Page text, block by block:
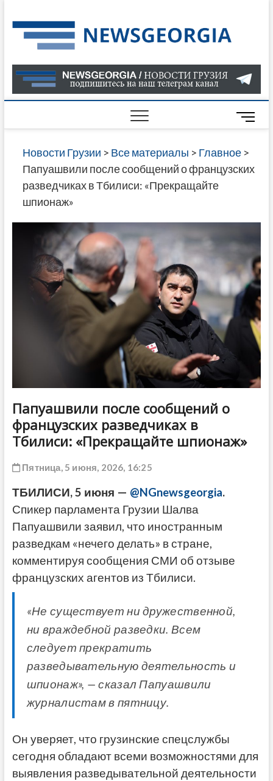
to
content
О
В
ГРУЗИИ
САЙТЕ
M
e
n
u
o
n
Новости Грузии > Все материалы > Главное>
Папуашвили после сообщений о французских
разведчиках в Тбилиси: «Прекращайте
шпионаж»
Папуашвили после сообщений о
французских разведчиках в
Тбилиси: «Прекращайте шпионаж»
Пятница, 5 июня, 2026, 16:25
ТБИЛИСИ, 5 июня — @NGnewsgeorgia.
Спикер парламента Грузии Шалва
Папуашвили заявил, что иностранным
разведкам «нечего делать» в стране,
комментируя сообщения СМИ об отзыве
французских агентов из Тбилиси.
«Не существует ни дружественной,
ни враждебной разведки. Всем
следует прекратить
разведывательную деятельность и
шпионаж», — сказал Папуашвили
журналистам в пятницу.
Он уверяет, что грузинские спецслужбы
сегодня обладают всеми возможностями для
выявления разведывательной деятельности